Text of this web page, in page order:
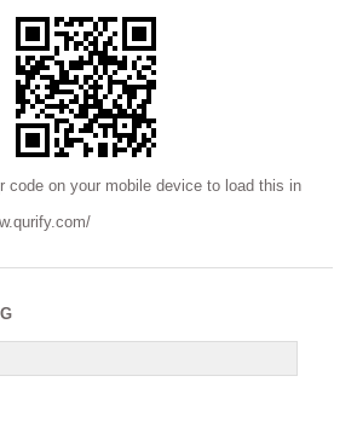
code on your mobile device to load this in